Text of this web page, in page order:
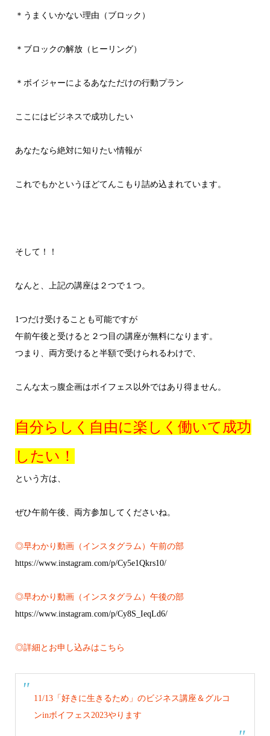
＊うまくいかない理由（ブロック）
＊ブロックの解放（ヒーリング）
＊ボイジャーによるあなただけの行動プラン
ここにはビジネスで成功したい
あなたなら絶対に知りたい情報が
これでもかというほどてんこもり詰め込まれています。
そして！！
なんと、上記の講座は２つで１つ。
1つだけ受けることも可能ですが
午前午後と受けると２つ目の講座が無料になります。
つまり、両方受けると半額で受けられるわけで、
こんな太っ腹企画はボイフェス以外ではあり得ません。
自分らしく自由に楽しく働いて成功
したい！
という方は、
ぜひ午前午後、両方参加してくださいね。
◎早わかり動画（インスタグラム）午前の部
https://www.instagram.com/p/Cy5e1Qkrs10/
◎早わかり動画（インスタグラム）午後の部
https://www.instagram.com/p/Cy8S_IeqLd6/
◎詳細とお申し込みはこちら
11/13「好きに生きるため」のビジネス講座＆グルコ
ンinボイフェス2023やります